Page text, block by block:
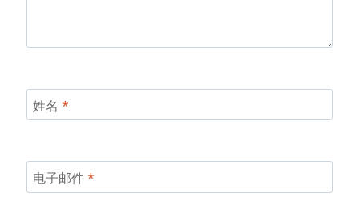
姓名 *
电子邮件*